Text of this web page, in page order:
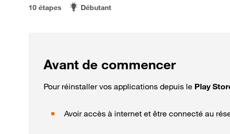
10 étapes Débutant
Avant de commencer
Pour réinstaller vos applications depuis le Play
Avoir accès à internet et être connecté au